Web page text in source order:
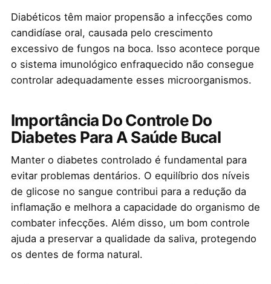
Diabéticos têm maior propensão a infecções como
candidíase oral, causada pelo crescimento
excessivo de fungos na boca. Isso acontece porque
o sistema imunológico enfraquecido não consegue
controlar adequadamente esses microorganismos.
Importância Do Controle Do
Diabetes Para A Saúde Bucal
Manter o diabetes controlado é fundamental para
evitar problemas dentários. O equilíbrio dos níveis
de glicose no sangue contribui para a redução da
inflamação e melhora a capacidade do organismo de
combater infecções. Além disso, um bom controle
ajuda a preservar a qualidade da saliva, protegendo
os dentes de forma natural.